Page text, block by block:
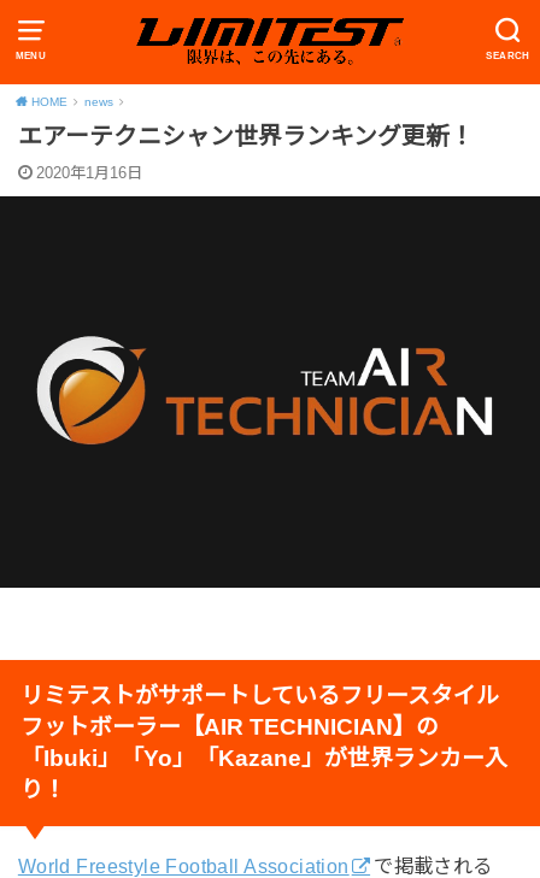
MENU SEARCH
HOME news
エアーテクニシャン世界ランキング更新！
2020年1月16日
リミテストがサポートしているフリースタイル
フットボーラー【AIR TECHNICIAN】の
「Ibuki」「Yo」「Kazane」が世界ランカー入
り！
World Freestyle Football Association
で掲載される